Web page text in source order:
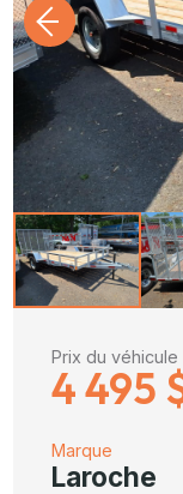
Prix du véhicule
4 495
Marque
Laroche